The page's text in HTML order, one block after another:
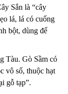
Sắn là “cây
lá, lá có cuống
bột, dùng để
Tàu. Gò Sầm có
vô số, thuộc hạt
gỗ tạp”.